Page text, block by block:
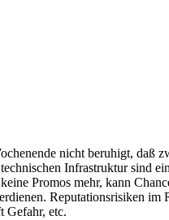
nicht beruhigt, daß
Infrastruktur sind
Promos mehr, kann
Reputationsrisiken im
Gefahr, etc.